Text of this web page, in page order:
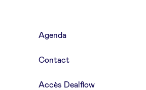
Agenda
Contact
Accès Dealflow